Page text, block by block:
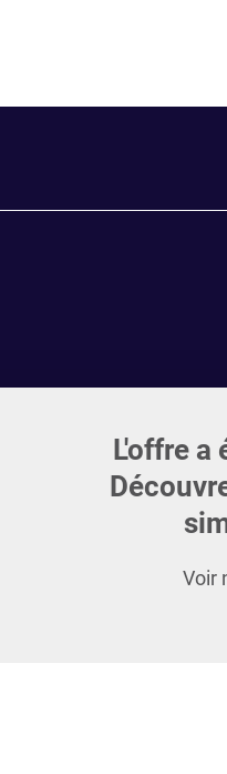
L'offre a
Voir